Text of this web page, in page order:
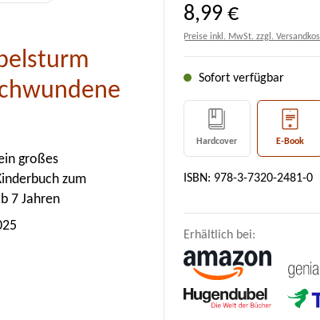
großes
zum
7 Jahren
Regulärer Preis:
8,99 €
Preise inkl. MwSt. zzgl.
Sofort verfügbar
Hardcover E-Book
ISBN: 978-3-7320-2481-0
Erhältlich bei: